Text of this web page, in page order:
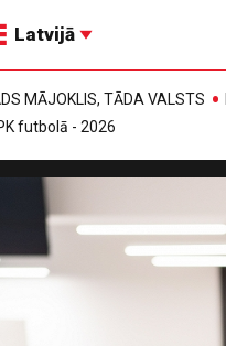
Latvijā
MĀJOKLIS, TĀDA VALSTS
futbolā - 2026